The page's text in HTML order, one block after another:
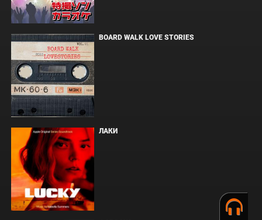
BOARD WALK LOVE STORIES
ЛАКИ